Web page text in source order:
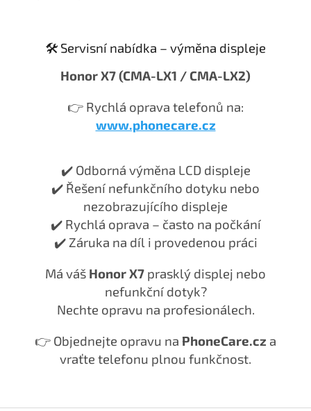
🛠️ Servisní nabídka – výměna displeje
Honor X7 (CMA-LX1 / CMA-LX2)
👉 Rychlá oprava telefonů na:
www.phonecare.cz
✔️ Odborná výměna LCD displeje
✔️ Řešení nefunkčního dotyku nebo
nezobrazujícího displeje
✔️ Rychlá oprava – často na počkání
✔️ Záruka na díl i provedenou práci
Má váš Honor X7 prasklý displej nebo
nefunkční dotyk?
Nechte opravu na profesionálech.
👉 Objednejte opravu na PhoneCare.cz a
vraťte telefonu plnou funkčnost.